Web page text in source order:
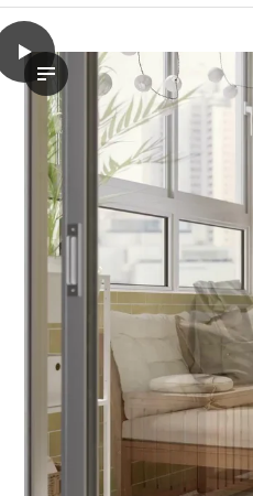
play
In dem Video wird die
NÄMMARÖ Tisch/außen,